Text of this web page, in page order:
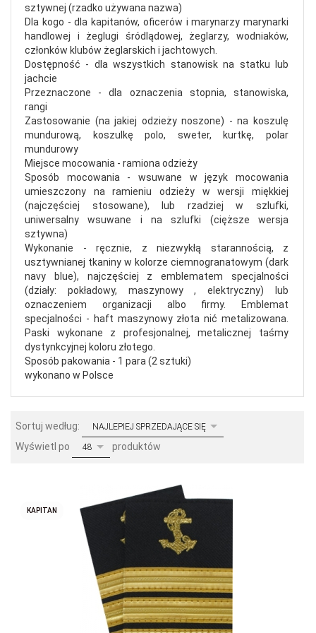
sztywnej (rzadko używana nazwa)
Dla kogo - dla kapitanów, oficerów i marynarzy marynarki
handlowej i żeglugi śródlądowej, żeglarzy, wodniaków,
członków klubów żeglarskich i jachtowych.
Dostępność - dla wszystkich stanowisk na statku lub
jachcie
Przeznaczone - dla oznaczenia stopnia, stanowiska,
rangi
Zastosowanie (na jakiej odzieży noszone) - na koszulę
mundurową, koszulkę polo, sweter, kurtkę, polar
mundurowy
Miejsce mocowania - ramiona odzieży
Sposób mocowania - wsuwane w język mocowania
umieszczony na ramieniu odzieży w wersji miękkiej
(najczęściej stosowane), lub rzadziej w szlufki,
uniwersalny wsuwane i na szlufki (cięższe wersja
sztywna)
Wykonanie - ręcznie, z niezwykłą starannością, z
usztywnianej tkaniny w kolorze ciemnogranatowym (dark
navy blue), najczęściej z emblematem specjalności
(działy: pokładowy, maszynowy , elektryczny) lub
oznaczeniem organizacji albo firmy. Emblemat
specjalności - haft maszynowy złota nić metalizowana.
Paski wykonane z profesjonalnej, metalicznej taśmy
dystynkcyjnej koloru złotego.
Sposób pakowania - 1 para (2 sztuki)
wykonano w Polsce
Sortuj według: sortNAJLEPIEJ SPRZEDAJĄCE SIĘ
Wyświetl po pop48 produktów
KAPITAN